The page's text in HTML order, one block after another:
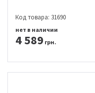
Код товара: 31690
4 589 грн.
нет в наличии